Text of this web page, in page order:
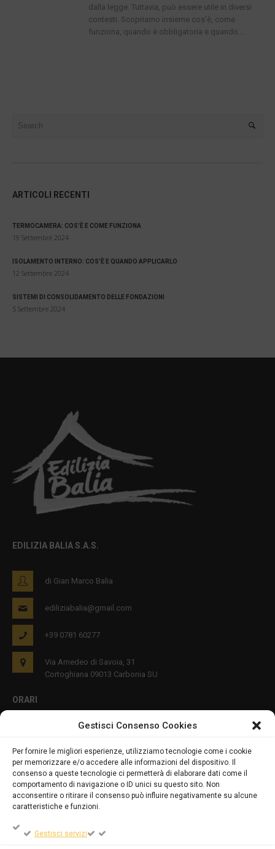
Gestisci Consenso Cookies
Per fornire le migliori esperienze, utilizziamo tecnologie come i cookie
per memorizzare e/o accedere alle informazioni del dispositivo. Il
consenso a queste tecnologie ci permetterà di elaborare dati come il
comportamento di navigazione o ID unici su questo sito. Non
acconsentire o ritirare il consenso può influire negativamente su alcune
caratteristiche e funzioni.
Gestisci servizi
dalla legge. Tuttavia, può essere utile in diversi
contesti. Scopriamo insieme cos’è, come
funziona, quando è obbligatoria e quando...
ARTICOLI RECENTI
TERMOCAMERA: COS’È E COME FUNZIONA
19 Settembre 2024
ISOLAMENTO INTERNO: COS’È E QUANDO APPLICARLO
12 Settembre 2024
SISTEMI DI CONSOLIDAMENTO DELLE FONDAZIONI
5 Settembre 2024
EDILIZIA BALIA S.A.S.
di Gian Marco Balia
ediliziabalia@gmail.com
+39 0781 60277
Via Amedeo di Savoia, 31
Cortoghiana 09013 Carbonia SU
ORARI
PRIVACY E COOKIES
DICHIARAZIONE SULLA PRIVACY (UE)
COOKIE POLICY (UE)